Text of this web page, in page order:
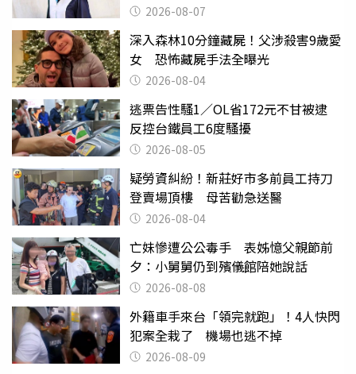
2026-08-07
深入森林10分鐘藏屍！父涉殺害9歲愛
女 恐怖藏屍手法全曝光
2026-08-04
逃票告性騷1／OL省172元不甘被逮
反控台鐵員工6度騷擾
2026-08-05
疑勞資糾紛！新莊好市多前員工持刀
登賣場頂樓 母苦勸急送醫
2026-08-04
亡妹慘遭公公毒手 表姊憶父親節前
夕：小舅舅仍到殯儀館陪她說話
2026-08-08
外籍車手來台「領完就跑」！4人快閃
犯案全栽了 機場也逃不掉
2026-08-09